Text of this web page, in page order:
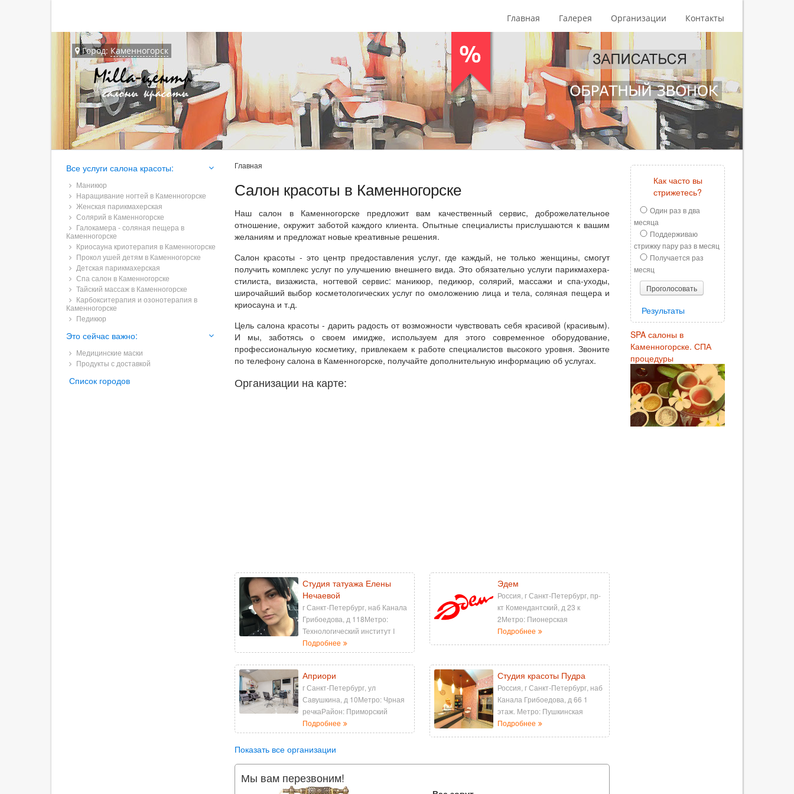
Главная Галерея Организации Контакты
Город: Каменногорск
Главная
Салон красоты в Каменногорске
Наш салон в Каменногорске предложит вам качественный сервис, доброжелательное
отношение, окружит заботой каждого клиента. Опытные специалисты прислушаются к вашим
желаниям и предложат новые креативные решения.
Салон красоты - это центр предоставления услуг, где каждый, не только женщины, смогут
получить комплекс услуг по улучшению внешнего вида. Это обязательно услуги парикмахера-
стилиста, визажиста, ногтевой сервис: маникюр, педикюр, солярий, массажи и спа-уходы,
широчайший выбор косметологических услуг по омоложению лица и тела, соляная пещера и
криосауна и т.д.
Цель салона красоты - дарить радость от возможности чувствовать себя красивой (красивым).
И мы, заботясь о своем имидже, используем для этого современное оборудование,
профессиональную косметику, привлекаем к работе специалистов высокого уровня. Звоните
по телефону салона в Каменногорске, получайте дополнительную информацию об услугах.
Организации на карте:
Студия татуажа Елены
Нечаевой
г Санкт-Петербург, наб Канала
Грибоедова, д 118Метро:
Технологический институт I
Подробнее
Эдем
Россия, г Санкт-Петербург, пр-
кт Комендантский, д 23 к
2Метро: Пионерская
Подробнее
Априори
г Санкт-Петербург, ул
Савушкина, д 10Метро: Чрная
речкаРайон: Приморский
Подробнее
Студия красоты Пудра
Россия, г Санкт-Петербург, наб
Канала Грибоедова, д 66 1
этаж. Метро: Пушкинская
Подробнее
Показать все организации
Мы вам перезвоним!
Все услуги салона красоты:
Маникюр
Наращивание ногтей в Каменногорске
Женская парикмахерская
Солярий в Каменногорске
Галокамера - соляная пещера в
Каменногорске
Криосауна криотерапия в Каменногорске
Прокол ушей детям в Каменногорске
Детская парикмахерская
Спа салон в Каменногорске
Тайский массаж в Каменногорске
Карбокситерапия и озонотерапия в
Каменногорске
Педикюр
Это сейчас важно:
Медицинские маски
Продукты с доставкой
Список городов
Как часто вы
стрижетесь?
Один раз в два
месяца
Поддерживаю
стрижку пару раз в месяц
Получается раз
месяц
Проголосовать
Результаты
SPA салоны в
Каменногорске. СПА
процедуры